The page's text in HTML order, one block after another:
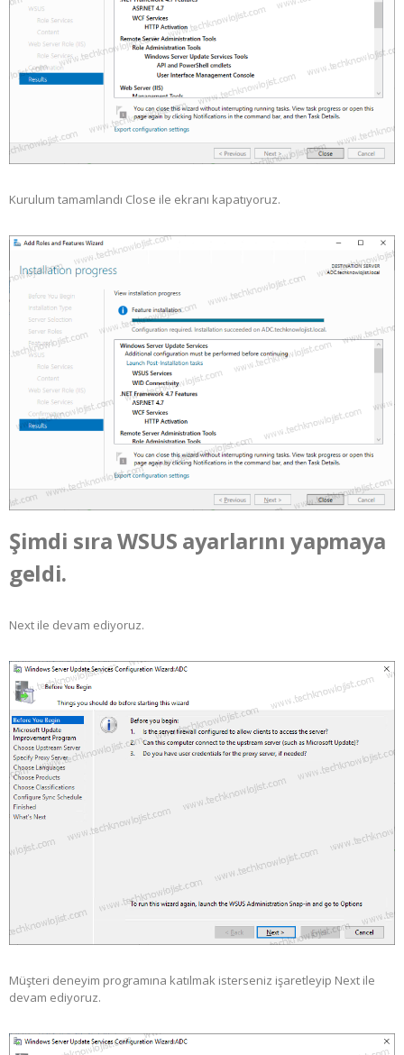
Kurulum tamamlandı Close ile ekranı kapatıyoruz.
Şimdi sıraWSUS ayarlarını yapmaya
geldi.
Next ile devam ediyoruz.
Müşteri deneyim programına katılmak isterseniz işaretleyip Next ile
devam ediyoruz.